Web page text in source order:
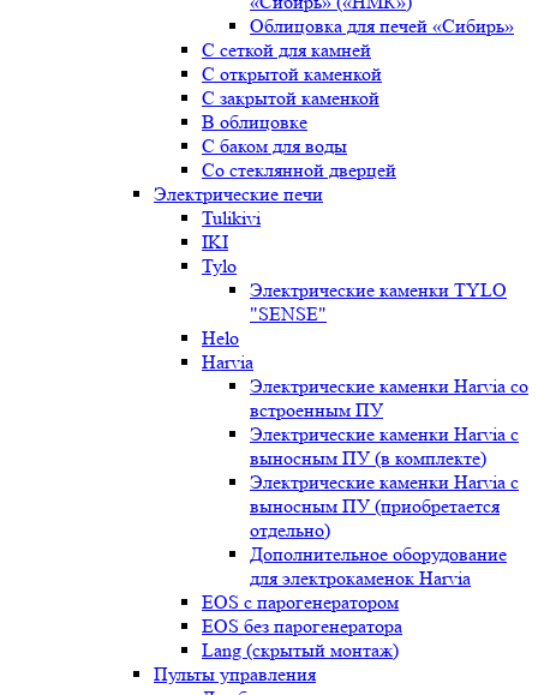
Облицовка для печей «Сибирь»
С сеткой для камней
С открытой каменкой
С закрытой каменкой
В облицовке
С баком для воды
Со стеклянной дверцей
Электрические печи
Tulikivi
IKI
Tylo
Электрические каменки TYLO
"SENSE"
Helo
Harvia
Электрические каменки Harvia со
встроенным ПУ
Электрические каменки Harvia с
выносным ПУ (в комплекте)
Электрические каменки Harvia с
выносным ПУ (приобретается
отдельно)
Дополнительное оборудование
для электрокаменок Harvia
EOS с парогенератором
EOS без парогенератора
Lang (скрытый монтаж)
Пульты управления